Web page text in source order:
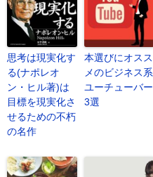
思考は現実化す
る(ナポレオ
ン・ヒル著)は
目標を現実化さ
せるための不朽
の名作
本選びにオスス
メのビジネス系
ユーチューバー
3選